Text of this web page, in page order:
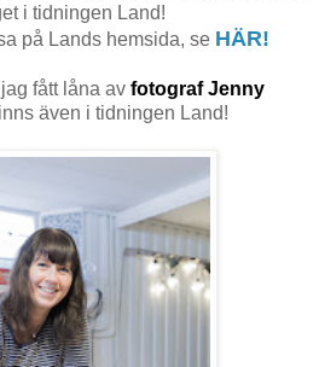
i tidningen Land!
på Lands hemsida, se HÄR!
fått låna av fotograf Jenny
även i tidningen Land!